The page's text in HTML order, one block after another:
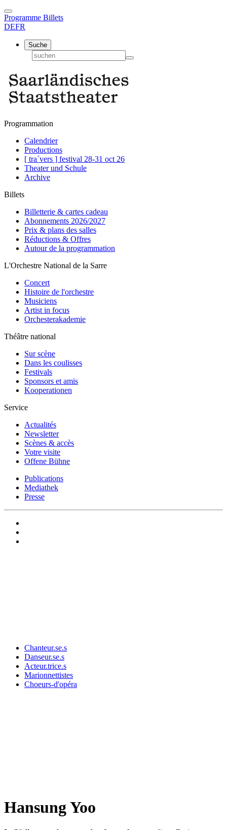
Programme Billets
DEFR
Suche
Programmation
Calendrier
Productions
[ tra´vers ] festival 28-31 oct 26
Theater und Schule
Archive
Billets
Billetterie & cartes cadeau
Abonnements 2026/2027
Prix & plans des salles
Réductions & Offres
Autour de la programmation
L'Orchestre National de la Sarre
Concert
Histoire de l'orchestre
Musiciens
Artist in focus
Orchesterakademie
Théâtre national
Sur scène
Dans les coulisses
Festivals
Sponsors et amis
Kooperationen
Service
Actualités
Newsletter
Scènes & accès
Votre visite
Offene Bühne
Publications
Mediathek
Presse
Chanteur.se.s
Danseur.se.s
Acteur.trice.s
Marionnettistes
Choeurs-d'opéra
Hansung Yoo